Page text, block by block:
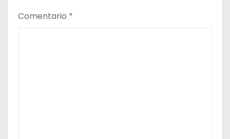
Comentario *